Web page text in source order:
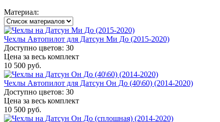
Материал:
Чехлы Автопилот для Датсун Ми До (2015-2020)
Доступно цветов: 30
Цена за весь комплект
10 500 руб.
Чехлы Автопилот для Датсун Он До (40\60) (2014-2020)
Доступно цветов: 30
Цена за весь комплект
10 500 руб.